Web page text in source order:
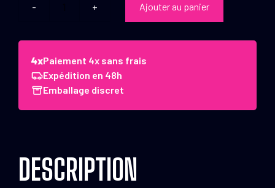
quantité
Vector
Optics
Lunette
Minotaur
Ajouter au panier
Paiement 4x sans frais
Expédition en 48h
Emballage discret
DESCRIPTION